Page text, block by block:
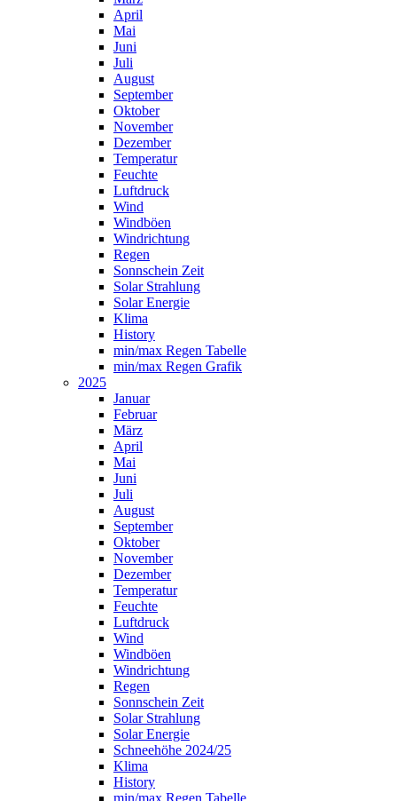
April
Mai
Juni
Juli
August
September
Oktober
November
Dezember
Temperatur
Feuchte
Luftdruck
Wind
Windböen
Windrichtung
Regen
Sonnschein Zeit
Solar Strahlung
Solar Energie
Klima
History
min/max Regen Tabelle
min/max Regen Grafik
2025
Januar
Februar
März
April
Mai
Juni
Juli
August
September
Oktober
November
Dezember
Temperatur
Feuchte
Luftdruck
Wind
Windböen
Windrichtung
Regen
Sonnschein Zeit
Solar Strahlung
Solar Energie
Schneehöhe 2024/25
Klima
History
min/max Regen Tabelle